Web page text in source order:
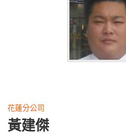
花蓮分公司
黃建傑